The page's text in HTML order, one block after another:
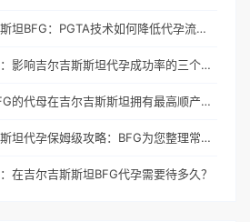
吉尔吉斯斯坦BFG：PGTA技术如何降低代孕流产风险？
专家视角：影响吉尔吉斯斯坦代孕成功率的三个核心要素
为什么BFG的代母在吉尔吉斯斯坦拥有最高顺产率？
吉尔吉斯斯坦代孕保姆级攻略：BFG为您整理常见QA
在吉尔吉斯斯坦BFG代孕需要待多久？